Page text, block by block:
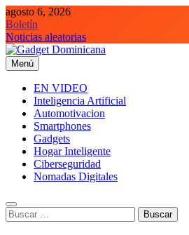
Saltar
al
contenido
agosto 6, 2026
Boletín
Noticias aleatorias
Gadget Dominicana
Gadgets y Tecnología de consumo
Menú
EN VIDEO
Inteligencia Artificial
Automotivacion
Smartphones
Gadgets
Hogar Inteligente
Ciberseguridad
Nomadas Digitales
Buscar: